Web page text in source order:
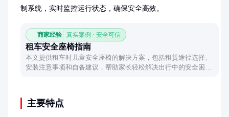
制系统，实时监控运行状态，确保安全高效。
商家经验 真实案例 · 安全可信
租车安全座椅指南
本文提供租车时儿童安全座椅的解决方案，包括租赁途径选择、
安装注意事项和自备建议，帮助家长轻松解决出行中的安全困
主要特点